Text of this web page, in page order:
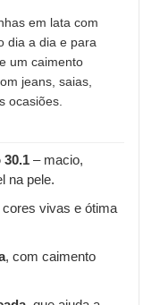
em lata com
dia a dia e para
um caimento
jeans, saias,
ocasiões.
30.1 – macio,
na pele.
vivas e ótima
, com caimento